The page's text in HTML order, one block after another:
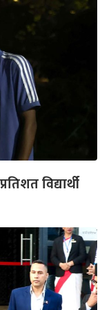
विद्यार्थी